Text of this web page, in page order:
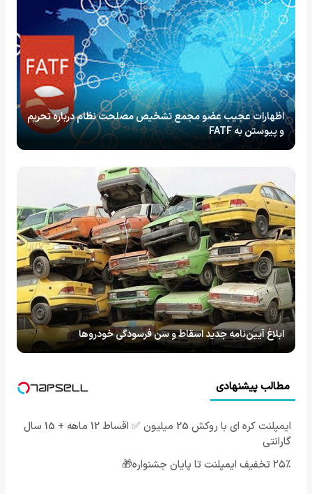
اظهارات عجیب عضو مجمع تشخیص مصلحت نظام درباره تحریم
و پیوستن به FATF
ابلاغ آیین‌نامه جدید اسقاط و سن فرسودگی خودروها
مطالب پیشنهادی
ایمپلنت کره ای با روکش 25 میلیون ✅ اقساط 12 ماهه + 15 سال
گارانتی
۲۵٪ تخفیف ایمپلنت تا پایان جشنواره🎁